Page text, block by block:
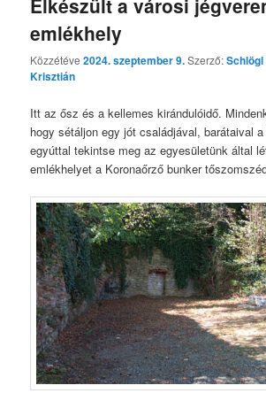
Elkészült a városi
emlékhely
Közzétéve2024. szeptember 9.Szerző:Schlögl
Krisztián
Itt az ősz és a kellemes kirándulóidő.
hogy sétáljon egy jót családjával, barátaival
egyúttal tekintse meg az egyesületünk által
emlékhelyet a Koronaőrző bunker